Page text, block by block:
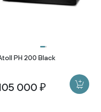
PH 200 Black
000 ₽